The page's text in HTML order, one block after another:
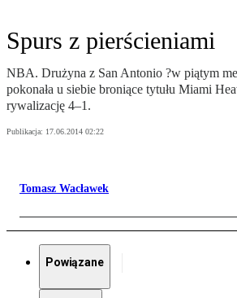
Spurs z pierścieniami
NBA. Drużyna z San Antonio ?w piątym
pokonała u siebie broniące tytułu Miami
rywalizację 4–1.
Publikacja: 17.06.2014 02:22
Tomasz Wacławek
Powiązane